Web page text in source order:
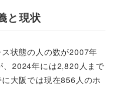
と現状
状態の人の数が2007年
2024年には2,820人まで
大阪では現在856人のホ